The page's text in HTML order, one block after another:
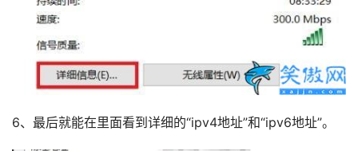
6、最后就能在里面看到详细的“ipv4地址”和“ipv6地址”。